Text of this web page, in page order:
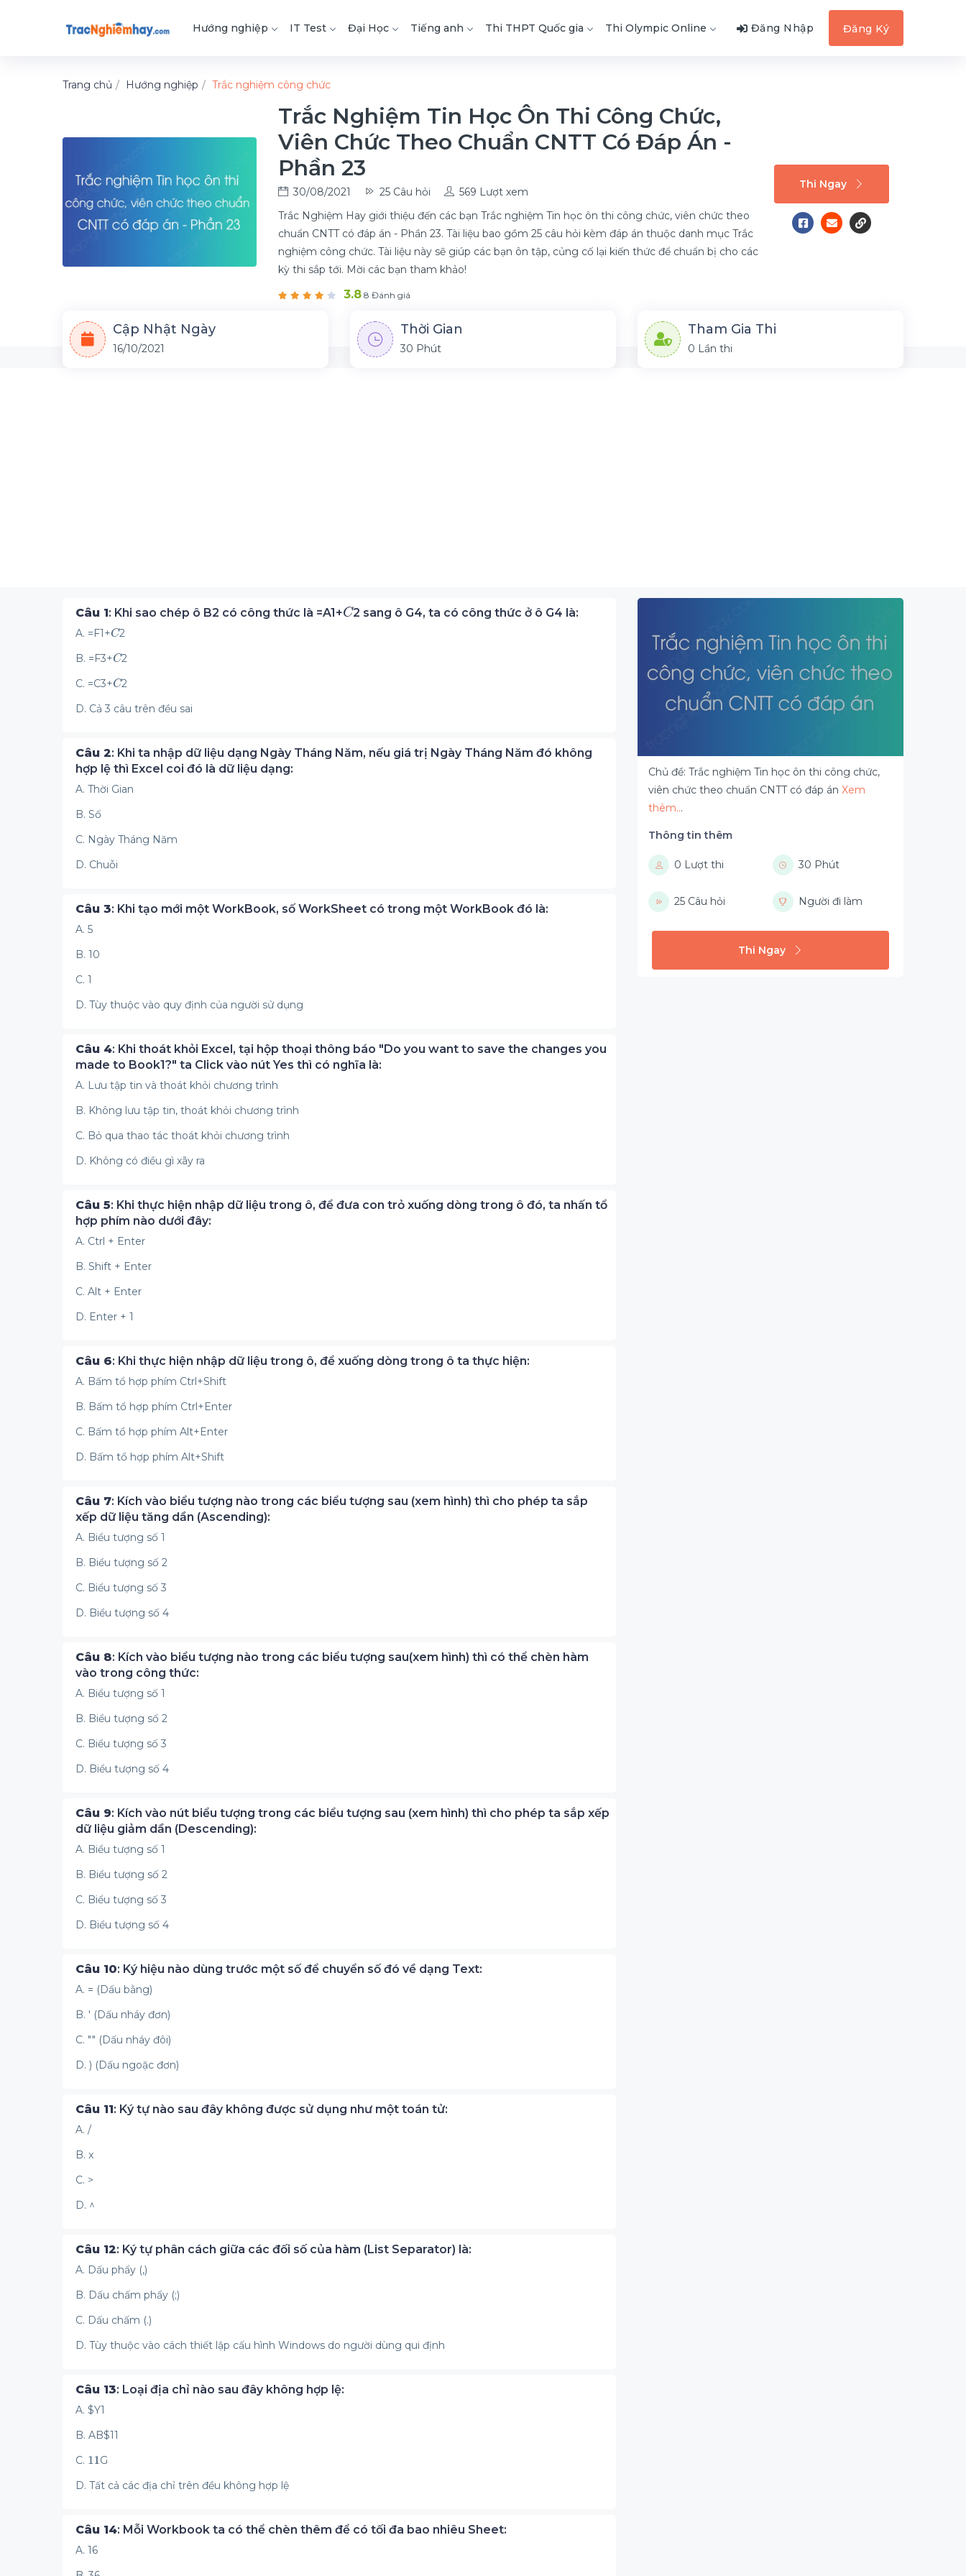
Hướng nghiệp IT Test Đại Học Tiếng anh Thi THPT Quốc gia Thi Olympic Online Đăng Nhập Đăng Ký
Trang chủ Hướng nghiệp Trắc nghiệm công chức
Trắc Nghiệm Tin Học Ôn Thi Công Chức,
Viên Chức Theo Chuẩn CNTT Có Đáp Án -
Phần 23
30/08/2021 25 Câu hỏi
569 Lượt xem
Trắc Nghiệm Hay giới thiệu đến các bạn Trắc nghiệm Tin học ôn thi công chức, viên chức theo
chuẩn CNTT có đáp án - Phần 23. Tài liệu bao gồm 25 câu hỏi kèm đáp án thuộc danh mục Trắc
nghiệm công chức. Tài liệu này sẽ giúp các bạn ôn tập, củng cố lại kiến thức để chuẩn bị cho các
kỳ thi sắp tới. Mời các bạn tham khảo!
3.8 8 Đánh giá
Thi Ngay
Cập Nhật Ngày
16/10/2021
Thời Gian
30 Phút
Tham Gia Thi
0 Lần thi
Câu 1: Khi sao chép ô B2 có công thức là =A1+ 2 sang ô G4, ta có công thức ở ô G4 là:
A. =F1+
2
B. =F3+
2
C. =C3+
2
D. Cả 3 câu trên đều sai
Câu 2: Khi ta nhập dữ liệu dạng Ngày Tháng Năm, nếu giá trị Ngày Tháng Năm đó không
hợp lệ thì Excel coi đó là dữ liệu dạng:
A. Thời Gian
B. Số
C. Ngày Tháng Năm
D. Chuỗi
Câu 3: Khi tạo mới một WorkBook, số WorkSheet có trong một WorkBook đó là:
A. 5
B. 10
C. 1
D. Tùy thuộc vào quy định của người sử dụng
Câu 4: Khi thoát khỏi Excel, tại hộp thoại thông báo "Do you want to save the changes you
made to Book1?" ta Click vào nút Yes thì có nghĩa là:
A. Lưu tập tin và thoát khỏi chương trình
B. Không lưu tập tin, thoát khỏi chương trình
C. Bỏ qua thao tác thoát khỏi chương trình
D. Không có điều gì xãy ra
Câu 5: Khi thực hiện nhập dữ liệu trong ô, để đưa con trỏ xuống dòng trong ô đó, ta nhấn tổ
hợp phím nào dưới đây:
A. Ctrl + Enter
B. Shift + Enter
C. Alt + Enter
D. Enter + 1
Câu 6: Khi thực hiện nhập dữ liệu trong ô, để xuống dòng trong ô ta thực hiện:
A. Bấm tổ hợp phím Ctrl+Shift
B. Bấm tổ hợp phím Ctrl+Enter
C. Bấm tổ hợp phím Alt+Enter
D. Bấm tổ hợp phím Alt+Shift
Câu 7: Kích vào biểu tượng nào trong các biểu tượng sau (xem hình) thì cho phép ta sắp
xếp dữ liệu tăng dần (Ascending):
A. Biểu tượng số 1
B. Biểu tượng số 2
C. Biểu tượng số 3
D. Biểu tượng số 4
Câu 8: Kích vào biểu tượng nào trong các biểu tượng sau(xem hình) thì có thể chèn hàm
vào trong công thức:
A. Biểu tượng số 1
B. Biểu tượng số 2
C. Biểu tượng số 3
D. Biểu tượng số 4
Câu 9: Kích vào nút biểu tượng trong các biểu tượng sau (xem hình) thì cho phép ta sắp xếp
dữ liệu giảm dần (Descending):
A. Biểu tượng số 1
B. Biểu tượng số 2
C. Biểu tượng số 3
D. Biểu tượng số 4
Câu 10: Ký hiệu nào dùng trước một số để chuyển số đó về dạng Text:
A. = (Dấu bằng)
B. ' (Dấu nháy đơn)
C. "" (Dấu nháy đôi)
D. ) (Dấu ngoặc đơn)
Câu 11: Ký tự nào sau đây không được sử dụng như một toán tử:
A. /
B. x
C. >
D. ^
Câu 12: Ký tự phân cách giữa các đối số của hàm (List Separator) là:
A. Dấu phẩy (,)
B. Dấu chấm phẩy (;)
C. Dấu chấm (.)
D. Tùy thuộc vào cách thiết lập cấu hình Windows do người dùng qui định
Câu 13: Loại địa chỉ nào sau đây không hợp lệ:
A. $Y1
B. AB$11
C.
G
D. Tất cả các địa chỉ trên đều không hợp lệ
Câu 14: Mỗi Workbook ta có thể chèn thêm để có tối đa bao nhiêu Sheet:
A. 16
Chủ đề: Trắc nghiệm Tin học ôn thi công chức,
viên chức theo chuẩn CNTT có đáp án Xem
thêm...
Thông tin thêm
0 Lượt thi 30 Phút
25 Câu hỏi Người đi làm
Thi Ngay